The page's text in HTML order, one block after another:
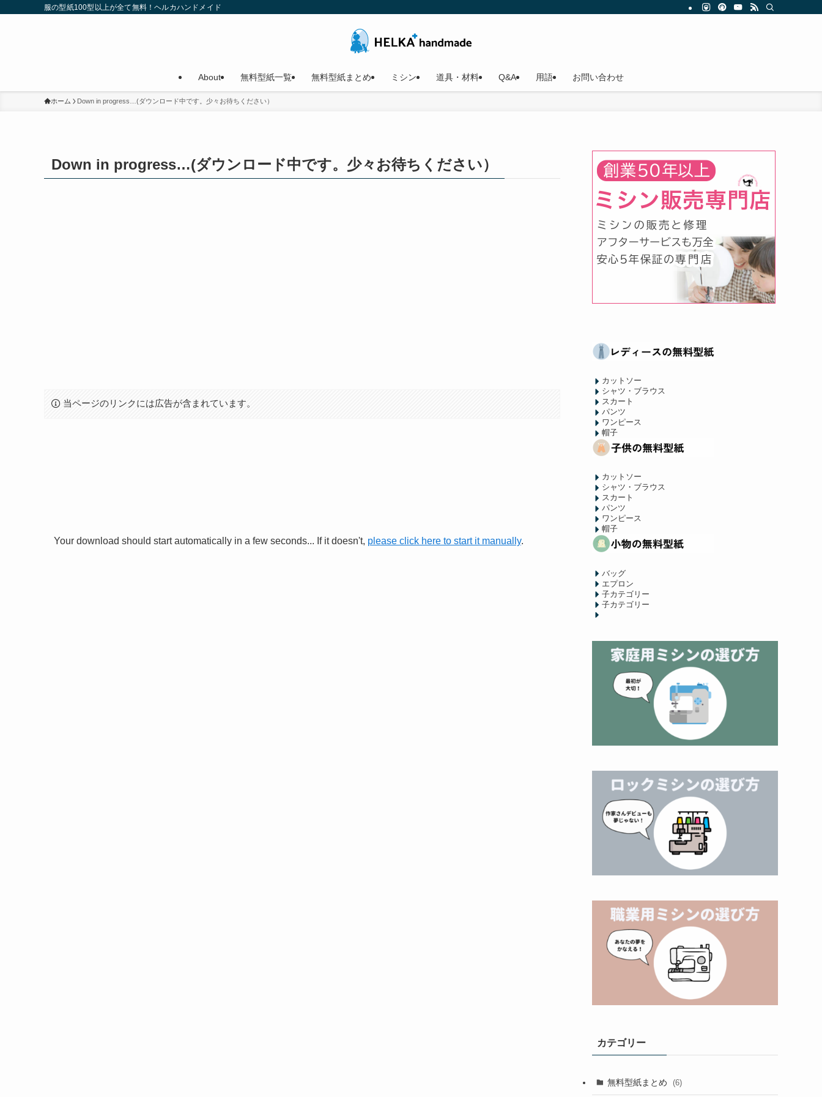
服の型紙100型以上が全て無料！ヘルカハンドメイド
About 無料型紙一覧 無料型紙まとめ ミシン 道具・材料 Q&A 用語 お問い合わせ
ホーム Down in progress…(ダウンロード中です。少々お待ちください）
Down in progress…(ダウンロード中です。少々お待ちください）
当ページのリンクには広告が含まれています。
Your download should start automatically in a few seconds... If it doesn't, please click here to start it manually.
カットソー
シャツ・ブラウス
スカート
パンツ
ワンピース
帽子
カットソー
シャツ・ブラウス
スカート
パンツ
ワンピース
帽子
バッグ
エプロン
子カテゴリー
子カテゴリー
カテゴリー
無料型紙まとめ (6)